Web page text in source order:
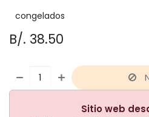
congelados
B/. 38.50
Sitio web